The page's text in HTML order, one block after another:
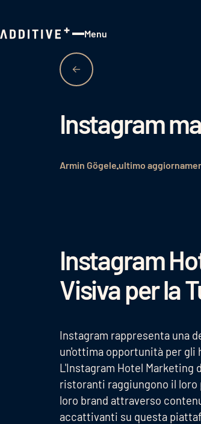
Menu
Instagram
Armin Gögele ultimo
Instagram
Visiva per la
Instagram rappresenta una
un'ottima opportunità per
L'Instagram Hotel
ristoranti raggiungono il
loro brand attraverso
accattivanti su questa